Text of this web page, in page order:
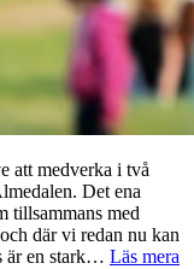
att medverka i två
Det ena
tillsammans med
där vi redan nu kan
är en stark… Läs mera